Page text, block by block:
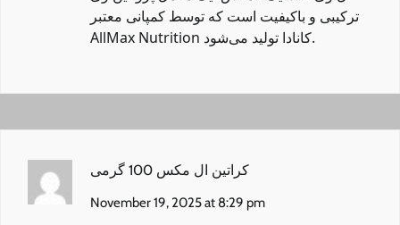
ترکیبی و باکیفیت است که توسط کمپانی معتبر
AllMax Nutrition کانادا تولید می‌شود.
کراتین ال مکس 100 گرمی
November 19, 2025 at 8:29 pm